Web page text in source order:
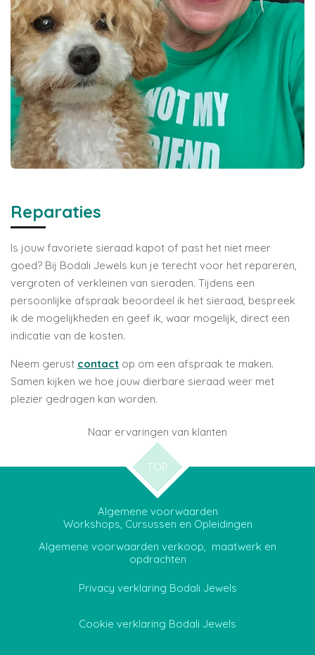
Reparaties
Is jouw favoriete sieraad kapot of past het niet meer
goed? Bij Bodali Jewels kun je terecht voor het repareren,
vergroten of verkleinen van sieraden. Tijdens een
persoonlijke afspraak beoordeel ik het sieraad, bespreek
ik de mogelijkheden en geef ik, waar mogelijk, direct een
indicatie van de kosten.
Neem gerust contact op om een afspraak te maken.
Samen kijken we hoe jouw dierbare sieraad weer met
plezier gedragen kan worden.
Naar ervaringen van klanten
TOP
Algemene voorwaarden
Workshops, Cursussen en Opleidingen
Algemene voorwaarden verkoop, maatwerk en
opdrachten
Privacy verklaring Bodali Jewels
Cookie verklaring Bodali Jewels